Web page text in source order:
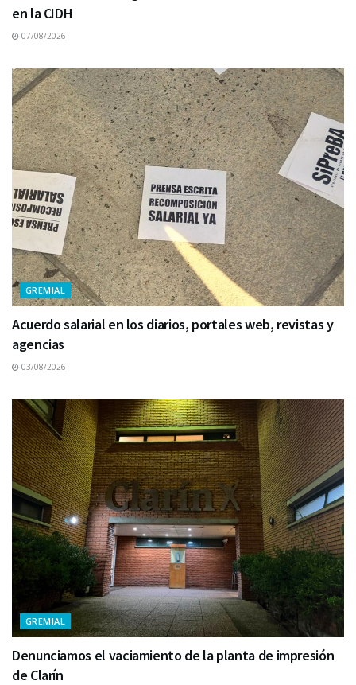
en la CIDH
07/08/2026
GREMIAL
Acuerdo salarial en los diarios, portales web, revistas y
agencias
03/08/2026
GREMIAL
Denunciamos el vaciamiento de la planta de impresión
de Clarín